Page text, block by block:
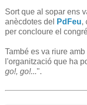
Sort que al sopar ens
anècdotes del
PdFeu,
per concloure el
També es va riure
l'organització que ha
go!, go!...".